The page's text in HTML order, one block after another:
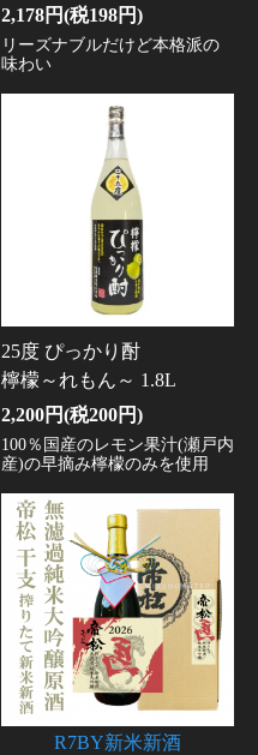
2,178円(税198円)
リーズナブルだけど本格派の
味わい
25度 ぴっかり酎
檸檬～れもん～ 1.8L
2,200円(税200円)
100％国産のレモン果汁(瀬戸内
産)の早摘み檸檬のみを使用
R7BY新米新酒